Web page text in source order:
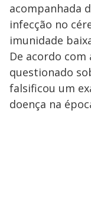
acompanhada
infecção no
imunidade
De acordo
questionado
falsificou um
doença na